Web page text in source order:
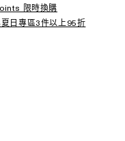
限時換購
日專區3件以上95折